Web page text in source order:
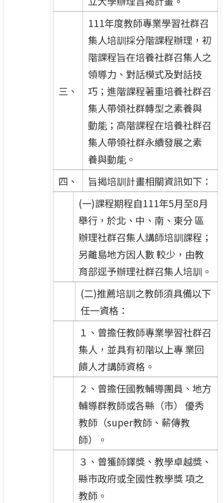
三、
111年度教師專業學習社群召
集人培訓採分階課程辦理，初
階課程旨在培養社群召集人之
領導力、對話模式及對話技
巧；進階課程著重培養社群召
集人帶領社群轉型之素養與
動能；高階課程在培養社群召
集人帶領社群永續發展之素
養與動能。
四、
旨揭培訓計畫相關資訊如下：
(一)課程期程自111年5月至8月
舉行，於北、中、南、東分 區
辦理社群召集人講師培訓課程；
另離島地方因人數 較少，由教
育部逕予辦理社群召集人培訓。
(二)推薦培訓之教師須具備以下
任一資格：
１、曾擔任教師專業學習社群召
集人，並具有初階以上專 業回
饋人才講師資格。
２、曾擔任國教輔導團員、地方
輔導群教師或各縣（市） 優秀
教師（super教師、薪傳教
師）。
３、曾獲師鐸獎、教學卓越獎、
縣市政府或全國性教學獎 項之
教師。